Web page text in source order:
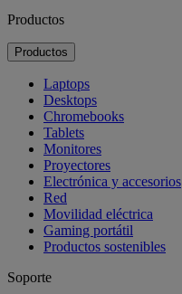
Productos
Productos
Laptops
Desktops
Chromebooks
Tablets
Monitores
Proyectores
Electrónica y accesorios
Red
Movilidad eléctrica
Gaming portátil
Productos sostenibles
Soporte